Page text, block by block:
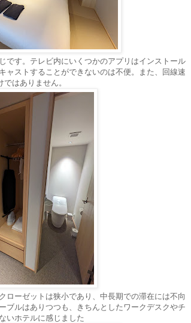
です。テレビ内にいくつかのアプリはインストール
ャストすることができないのは不便。また、回線速
はありません。
ローゼットは狭小であり、中長期での滞在には不向
ブルはありつつも、きちんとしたワークデスクやチ
いホテルに感じました